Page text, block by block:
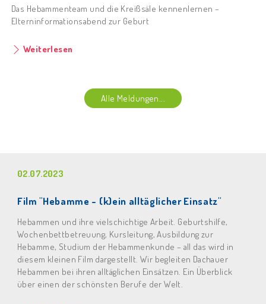
Das Hebammenteam und die Kreißsäle kennenlernen –
Elterninformationsabend zur Geburt
Weiterlesen
Alle Meldungen...
02.07.2023
Film "Hebamme - (k)ein alltäglicher Einsatz"
Hebammen und ihre vielschichtige Arbeit. Geburtshilfe,
Wochenbettbetreuung, Kursleitung, Ausbildung zur
Hebamme, Studium der Hebammenkunde – all das wird in
diesem kleinen Film dargestellt. Wir begleiten Dachauer
Hebammen bei ihren alltäglichen Einsätzen. Ein Überblick
über einen der schönsten Berufe der Welt.